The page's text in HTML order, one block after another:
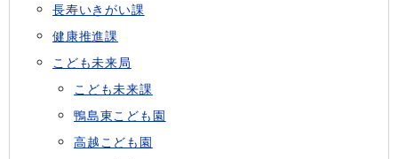
長寿いきがい課
健康推進課
こども未来局
こども未来課
鴨島東こども園
高越こども園